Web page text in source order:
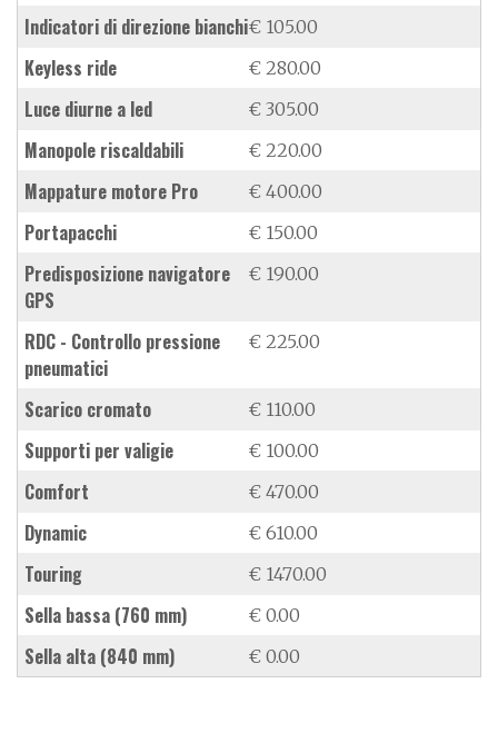
indicatori di direzione bianchi€ 105.00
keyless ride € 280.00
luce diurne a led € 305.00
manopole riscaldabili € 220.00
mappature motore Pro € 400.00
portapacchi € 150.00
predisposizione navigatore
GPS
€ 190.00
RDC - Controllo pressione
pneumatici
€ 225.00
scarico cromato € 110.00
supporti per valigie € 100.00
Comfort € 470.00
Dynamic € 610.00
Touring € 1470.00
sella bassa (760 mm) € 0.00
sella alta (840 mm) € 0.00